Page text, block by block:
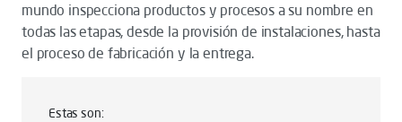
mundo inspecciona productos y procesos a su nombre en
todas las etapas, desde la provisión de instalaciones, hasta
el proceso de fabricación y la entrega.
Estas son: